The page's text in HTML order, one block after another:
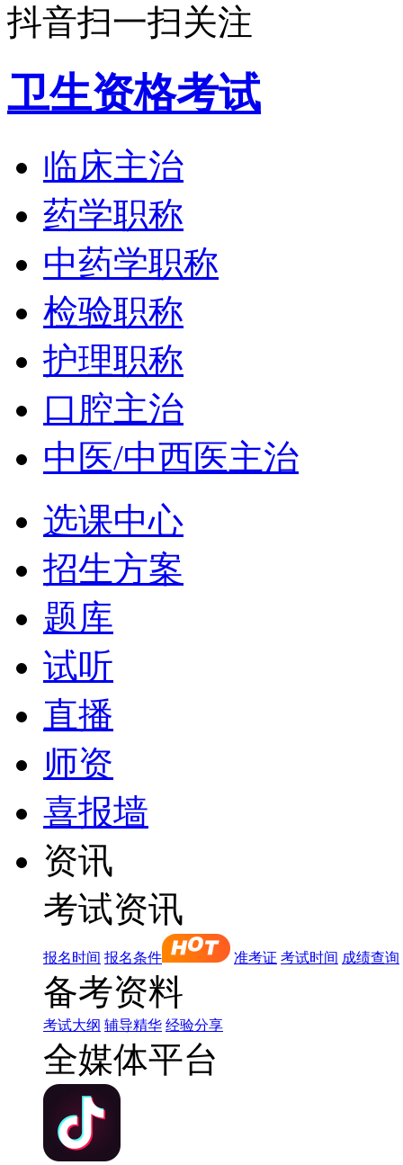
抖音扫一扫关注
卫生资格考试
临床主治
药学职称
中药学职称
检验职称
护理职称
口腔主治
中医/中西医主治
选课中心
招生方案
题库
试听
直播
师资
喜报墙
资讯
考试资讯
报名时间 报名条件 准考证 考试时间 成绩查询
备考资料
考试大纲 辅导精华 经验分享
全媒体平台